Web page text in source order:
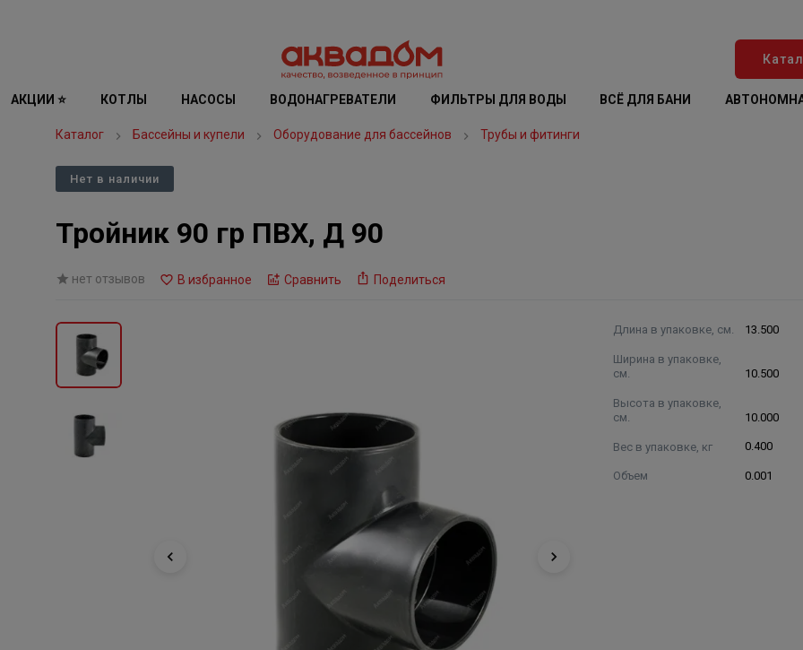
АКЦИИ ⭐ КОТЛЫ НАСОСЫ ВОДОНАГРЕВАТЕЛИ ФИЛЬТРЫ ДЛЯ ВОДЫ ВСЁ ДЛЯ БАНИ
Каталог Бассейны и купели Оборудование для бассейнов Трубы и фитинги
Нет в наличии
Тройник 90 гр ПВХ, Д 90
нет отзывов В избранное Сравнить Поделиться
Длина в упаковке, см. 13.500
Ширина в упаковке,
см.
10.500
Высота в упаковке,
см.
10.000
Вес в упаковке, кг 0.400
Объем 0.001